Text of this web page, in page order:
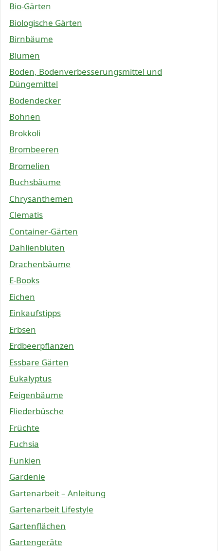
Bio-Gärten
Biologische Gärten
Birnbäume
Blumen
Boden, Bodenverbesserungsmittel und
Düngemittel
Bodendecker
Bohnen
Brokkoli
Brombeeren
Bromelien
Buchsbäume
Chrysanthemen
Clematis
Container-Gärten
Dahlienblüten
Drachenbäume
E-Books
Eichen
Einkaufstipps
Erbsen
Erdbeerpflanzen
Essbare Gärten
Eukalyptus
Feigenbäume
Fliederbüsche
Früchte
Fuchsia
Funkien
Gardenie
Gartenarbeit – Anleitung
Gartenarbeit Lifestyle
Gartenflächen
Gartengeräte